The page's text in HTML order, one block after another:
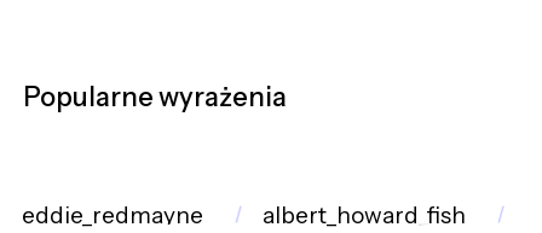
Popularne wyrażenia
eddie_redmayne
albert_howard_fish